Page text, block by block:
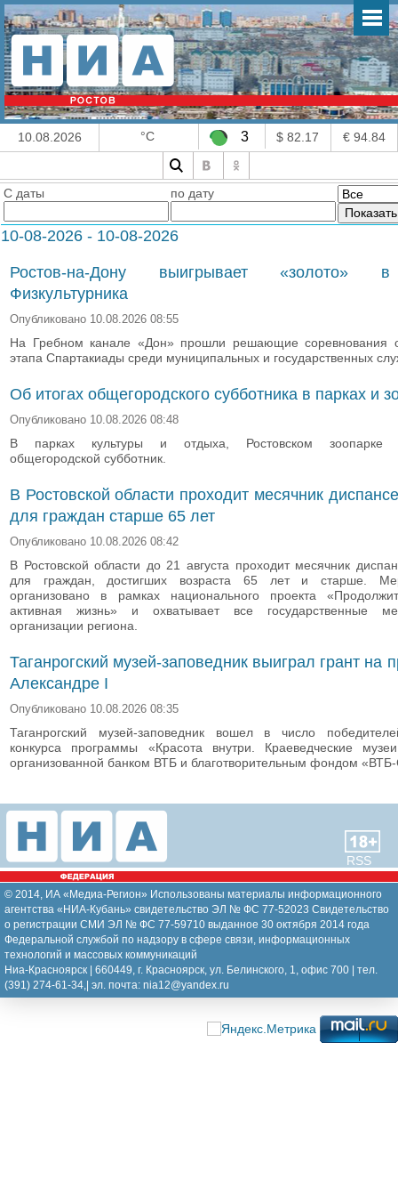
10.08.2026 °C 3 $ 82.17 € 94.84
С даты по дату
10-08-2026 - 10-08-2026
Ростов-на-Дону выигрывает «золото»
Физкультурника
Опубликовано 10.08.2026 08:55
На Гребном канале «Дон» прошли решающие соревнования
этапа Спартакиады среди муниципальных и государственных
Об итогах общегородского субботника в парках и
Опубликовано 10.08.2026 08:48
В парках культуры и отдыха, Ростовском зоопарке
общегородской субботник.
В Ростовской области проходит месячник
для граждан старше 65 лет
Опубликовано 10.08.2026 08:42
В Ростовской области до 21 августа проходит месячник
для граждан, достигших возраста 65 лет и старше.
организовано в рамках национального проекта
активная жизнь» и охватывает все государственные
организации региона.
Таганрогский музей-заповедник выиграл грант на
Александре I
Опубликовано 10.08.2026 08:35
Таганрогский музей-заповедник вошел в число
конкурса программы «Красота внутри. Краеведческие
организованной банком ВТБ и благотворительным фондом
RSS
© 2014, ИА «Медиа-Регион» Использованы материалы информационного
агентства «НИА-Кубань» свидетельство ЭЛ № ФС 77-52023 Свидетельство
о регистрации СМИ ЭЛ № ФС 77-59710 выданное 30 октября 2014 года
Федеральной службой по надзору в сфере связи, информационных
технологий и массовых коммуникаций
Ниа-Красноярск | 660449, г. Красноярск, ул. Белинского, 1, офис 700 | тел.
(391) 274-61-34,| эл. почта: nia12@yandex.ru